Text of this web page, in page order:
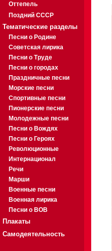
Оттепель
Поздний СССР
Тематические разделы
Песни о Родине
Советская лирика
Песни о Труде
Песни о городах
Праздничные песни
Морские песни
Спортивные песни
Пионерские песни
Молодежные песни
Песни о Вождях
Песни о Героях
Революционные
Интернационал
Речи
Марши
Военные песни
Военная лирика
Песни о ВОВ
Плакаты
Самодеятельность